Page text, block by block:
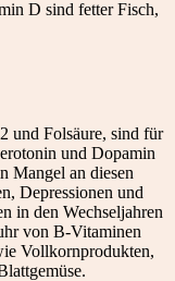
D sind fetter Fisch,
und Folsäure, sind für
und Dopamin
Mangel an diesen
Depressionen und
in den Wechseljahren
von B-Vitaminen
Vollkornprodukten,